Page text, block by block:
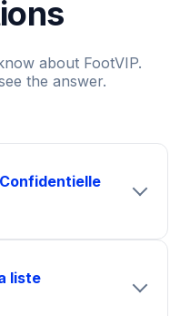
about FootVIP.
the answer.
liste